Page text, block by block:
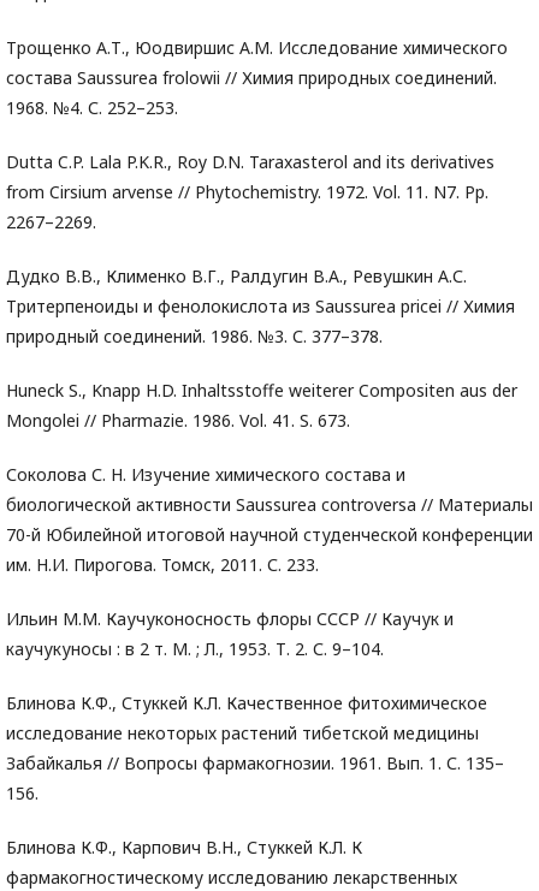
Трощенко А.Т., Юодвиршис А.М. Исследование химического
состава Saussurea frolowii // Химия природных соединений.
1968. №4. С. 252–253.
Dutta C.P. Lala P.K.R., Roy D.N. Taraxasterol and its derivatives
from Cirsium arvense // Phytochemistry. 1972. Vol. 11. N7. Pp.
2267–2269.
Дудко В.В., Клименко В.Г., Ралдугин В.А., Ревушкин А.С.
Тритерпеноиды и фенолокислота из Saussurea pricei // Химия
природный соединений. 1986. №3. С. 377–378.
Huneck S., Knapp H.D. Inhaltsstoffe weiterer Compositen aus der
Mongolei // Pharmazie. 1986. Vol. 41. S. 673.
Соколова С. Н. Изучение химического состава и
биологической активности Saussurea controversa // Материалы
70-й Юбилейной итоговой научной студенческой конференции
им. Н.И. Пирогова. Томск, 2011. С. 233.
Ильин М.М. Каучуконосность флоры СССР // Каучук и
каучукуносы : в 2 т. М. ; Л., 1953. Т. 2. С. 9–104.
Блинова К.Ф., Стуккей К.Л. Качественное фитохимическое
исследование некоторых растений тибетской медицины
Забайкалья // Вопросы фармакогнозии. 1961. Вып. 1. С. 135–
156.
Блинова К.Ф., Карпович В.Н., Стуккей К.Л. К
фармакогностическому исследованию лекарственных